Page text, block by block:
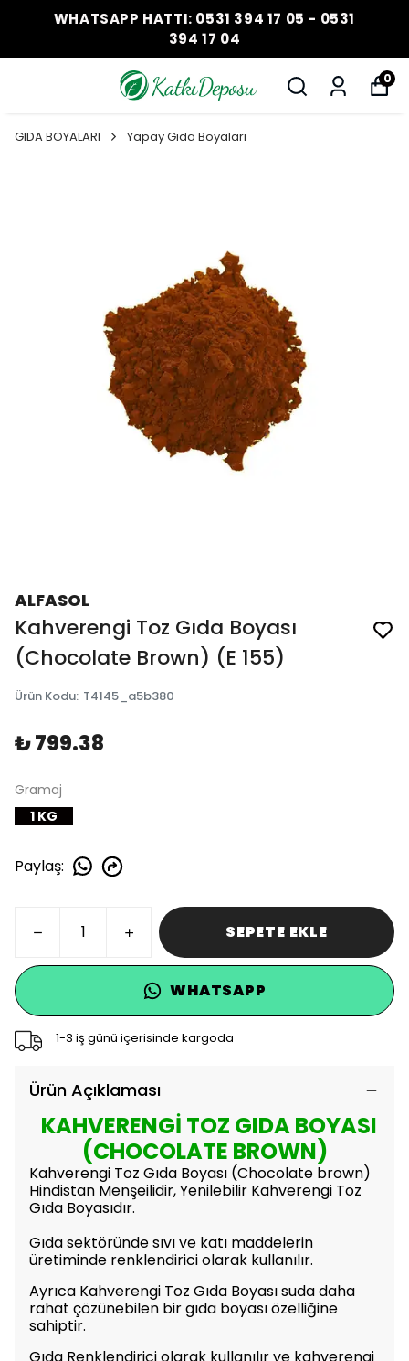
WHATSAPP HATTI: 0531 394 17 05 - 0531
394 17 04
0
GIDA BOYALARI Yapay Gıda Boyaları
ALFASOL
Kahverengi Toz Gıda Boyası
(Chocolate Brown) (E 155)
Ürün Kodu: T4145_a5b380
₺ 799.38
Gramaj
1 KG
Paylaş:
SEPETE EKLE
WHATSAPP
1-3 iş günü içerisinde kargoda
Ürün Açıklaması
KAHVERENGİ TOZ GIDA BOYASI
(CHOCOLATE BROWN)
Kahverengi Toz Gıda Boyası (Chocolate brown)
Hindistan Menşeilidir, Yenilebilir Kahverengi Toz
Gıda Boyasıdır.
Gıda sektöründe sıvı ve katı maddelerin
üretiminde renklendirici olarak kullanılır.
Ayrıca Kahverengi Toz Gıda Boyası suda daha
rahat çözünebilen bir gıda boyası özelliğine
sahiptir.